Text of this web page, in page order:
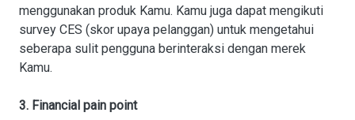
menggunakan produk Kamu. Kamu juga dapat mengikuti
survey CES (skor upaya pelanggan) untuk mengetahui
seberapa sulit pengguna berinteraksi dengan merek
Kamu.
3. Financial pain point